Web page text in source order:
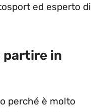
ed esperto di
partire in
perché è molto